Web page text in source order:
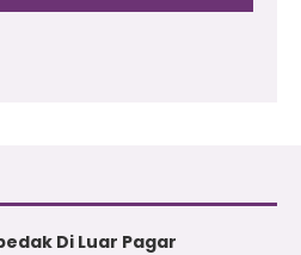
Di Luar Pagar